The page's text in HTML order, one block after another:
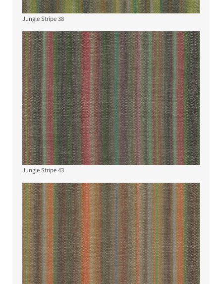
Jungle Stripe 38
Jungle Stripe 43